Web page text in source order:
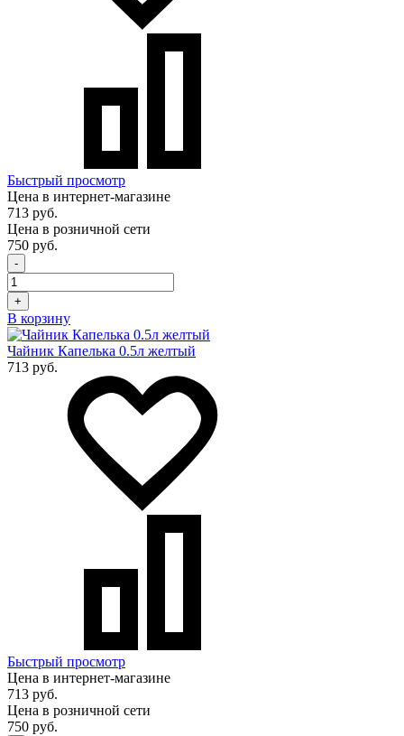
Быстрый просмотр
Цена в интернет-магазине
713 руб.
Цена в розничной сети
750 руб.
-
+
В корзину
Чайник Капелька 0.5л желтый
713 руб.
Быстрый просмотр
Цена в интернет-магазине
713 руб.
Цена в розничной сети
750 руб.